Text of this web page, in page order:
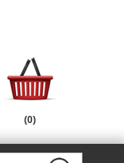
(0)